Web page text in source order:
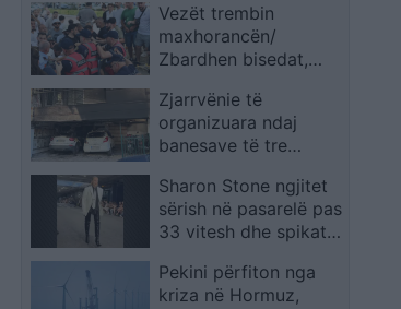
Vezët trembin
maxhorancën/
Zbardhen bisedat,
kërkuan ndërhyrjen e
policisë ndaj
protestuesve
Zjarrvënie të
organizuara ndaj
banesave të tre
Demokracisë së Re në
Selanik, 5 të plagosur
dhe një grua në
Sharon Stone ngjitet
sërish në pasarelë pas
33 vitesh dhe spikat
Paris
Pekini përfiton nga
kriza në Hormuz,